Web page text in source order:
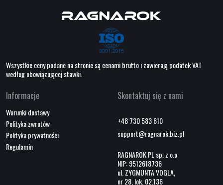
Wszystkie ceny podane na stronie są cenami brutto i zawierają podatek VAT
według obowiązującej stawki.
Informacje
Warunki dostawy
Polityka zwrotów
Polityka prywatności
Regulamin
Skontaktuj się z nami
+48 730 583 610
support@ragnarok.biz.pl
RAGNAROK PL sp. z o.o
NIP: 9512618736
ul. ZYGMUNTA VOGLA,
nr 28, lok. 02.136